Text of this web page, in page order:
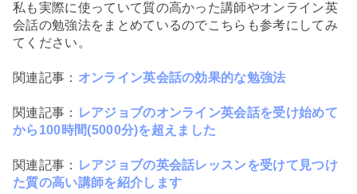
私も実際に使っていて質の高かった講師やオンライン英
会話の勉強法をまとめているのでこちらも参考にしてみ
てください。
関連記事： オンライン英会話の効果的な勉強法
関連記事： レアジョブのオンライン英会話を受け始めて
から100時間(5000分)を超えました
関連記事： レアジョブの英会話レッスンを受けて見つけ
た質の高い講師を紹介します